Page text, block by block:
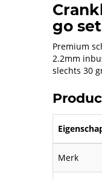
go
Premium
2.2mm
slechts 30
Merk